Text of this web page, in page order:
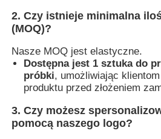
2. Czy istnieje minimalna
(MOQ)?
Nasze MOQ jest elastyczne.
Dostępna jest 1 sztuka do
próbki, umożliwiając
produktu przed złożeniem
3. Czy możesz
pomocą naszego logo?